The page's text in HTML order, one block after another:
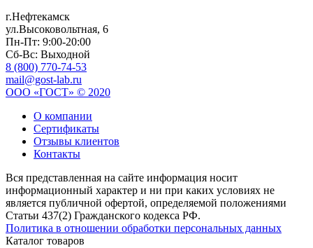
г.Нефтекамск
ул.Высоковольтная, 6
Пн-Пт: 9:00-20:00
Сб-Вс: Выходной
8 (800) 770-74-53
mail@gost-lab.ru
ООО «ГОСТ» © 2020
О компании
Сертификаты
Отзывы клиентов
Контакты
Вся представленная на сайте информация носит
информационный характер и ни при каких условиях не
является публичной офертой, определяемой положениями
Статьи 437(2) Гражданского кодекса РФ.
Политика в отношении обработки персональных данных
Каталог товаров